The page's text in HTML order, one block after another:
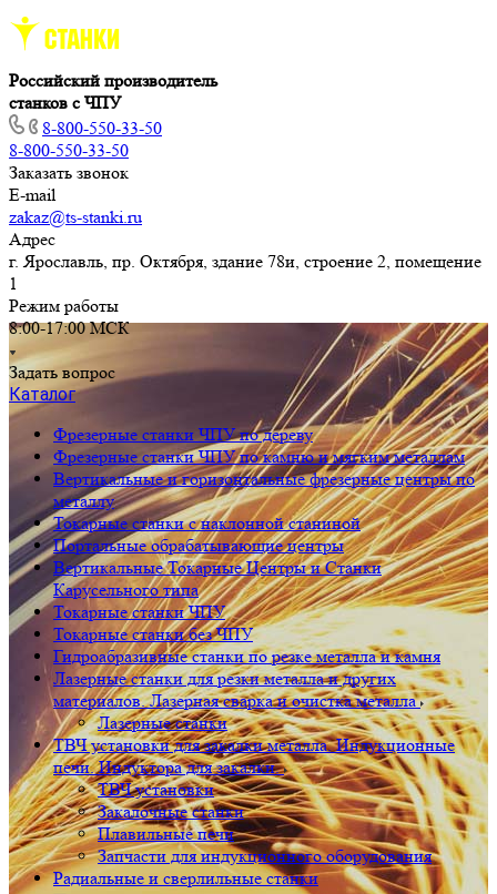
Российский производитель
станков с ЧПУ
8-800-550-33-50
8-800-550-33-50
Заказать звонок
E-mail
zakaz@ts-stanki.ru
Адрес
г. Ярославль, пр. Октября, здание 78и, строение 2, помещение
1
Режим работы
8:00-17:00 МСК
Задать вопрос
Каталог
Фрезерные станки ЧПУ по дереву
Фрезерные станки ЧПУ по камню и мягким металлам
Вертикальные и горизонтальные фрезерные центры по
металлу
Токарные станки с наклонной станиной
Портальные обрабатывающие центры
Вертикальные Токарные Центры и Станки
Карусельного типа
Токарные станки ЧПУ
Токарные станки без ЧПУ
Гидроабразивные станки по резке металла и камня
Лазерные станки для резки металла и других
материалов. Лазерная сварка и очистка металла
Лазерные станки
ТВЧ установки для закалки металла. Индукционные
печи. Индуктора для закалки.
ТВЧ установки
Закалочные станки
Плавильные печи
Запчасти для индукционного оборудования
Радиальные и сверлильные станки